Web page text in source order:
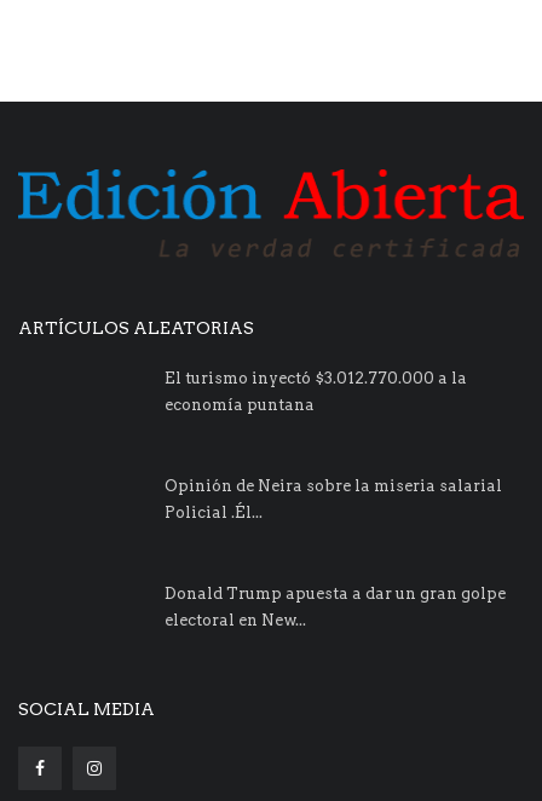
ARTÍCULOS ALEATORIAS
El turismo inyectó $3.012.770.000 a la
economía puntana
Opinión de Neira sobre la miseria salarial
Policial .Él...
Donald Trump apuesta a dar un gran golpe
electoral en New...
SOCIAL MEDIA